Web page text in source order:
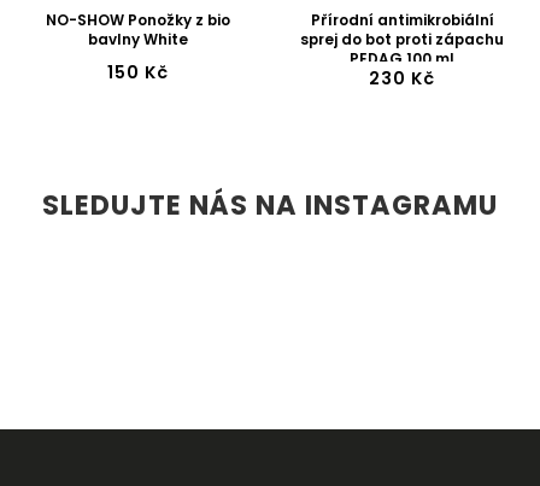
NO-SHOW Ponožky z bio
bavlny White
150 Kč
Přírodní antimikrobiální
sprej do bot proti zápachu
PEDAG 100 ml
230 Kč
SLEDUJTE NÁS NA INSTAGRAMU